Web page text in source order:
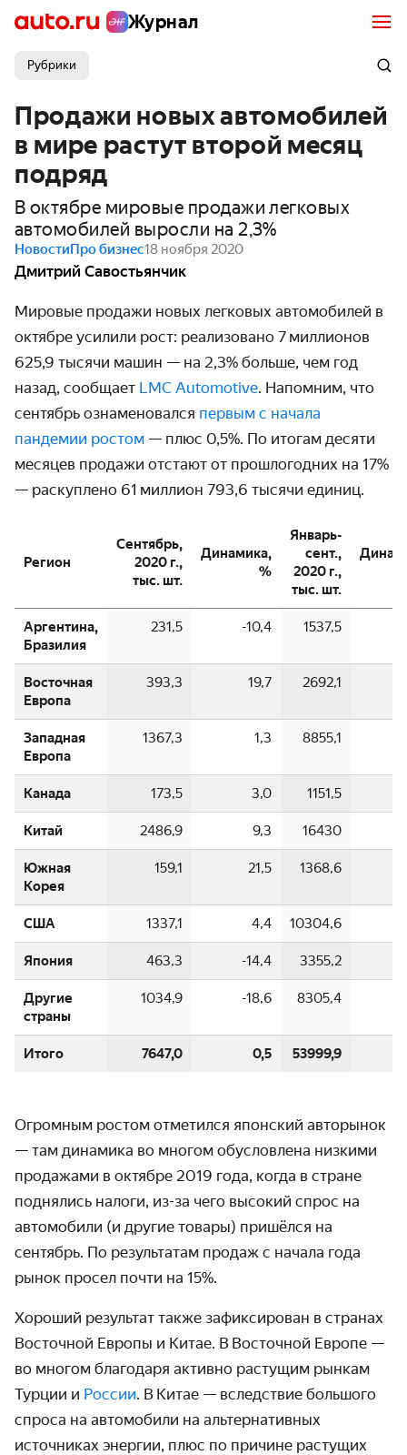
Журнал
Рубрики
Продажи новых автомобилей
в мире растут второй месяц
подряд
В октябре мировые продажи легковых
автомобилей выросли на 2,3%
НовостиПро бизнес18 ноября 2020
Дмитрий Савостьянчик
Мировые продажи новых легковых автомо­билей в
октябре усилили рост: реализовано 7 милли­онов
625,9 тысячи машин — на 2,3% больше, чем год
назад, сообщает LMC Automotive. Напомним, что
сентябрь ознаменовался первым с начала
пандемии ростом — плюс 0,5%. По итогам десяти
месяцев продажи отстают от прошло­годних на 17%
— раскуплено 61 миллион 793,6 тысячи единиц.
Регион
Сентябрь,
2020 г.,
тыс. шт.
Динамика,
%
Январь-
сент.,
2020 г.,
тыс. шт.
Аргентина,
Бразилия
231,5 -10,4 1537,5
Восточная
Европа
393,3 19,7 2692,1
Западная
Европа
1367,3 1,3 8855,1
Канада 173,5 3,0 1151,5
Китай 2486,9 9,3 16430
Южная
Корея
159,1 21,5 1368,6
США 1337,1 4,4 10304,6
Япония 463,3 -14,4 3355,2
Другие
страны
1034,9 -18,6 8305,4
Итого 7647,0 0,5 53999,9
Огромным ростом отметился японский авторынок
— там динамика во многом обуслов­лена низкими
продажами в октябре 2019 года, когда в стране
поднялись налоги, из-за чего высокий спрос на
авто­мобили (и другие товары) пришёлся на
сентябрь. По резуль­татам продаж с начала года
рынок просел почти на 15%.
Хороший результат также зафикси­рован в странах
Восточной Европы и Китае. В Восточной Европе —
во многом благодаря активно растущим рынкам
Турции и России. В Китае — вслед­ствие большого
спроса на автомо­били на альтер­нативных
источниках энергии, плюс по причине растущих